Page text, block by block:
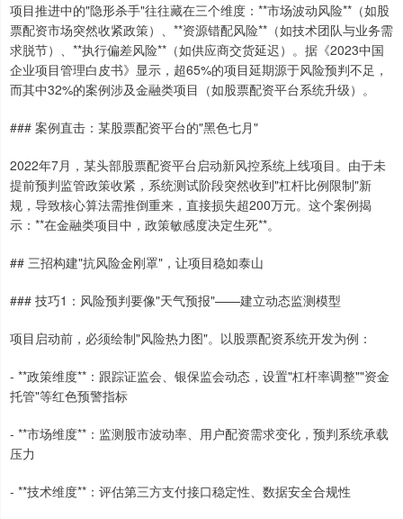
项目推进中的"隐形杀手"往往藏在三个维度：**市场波动风险**（如股
票配资市场突然收紧政策）、**资源错配风险**（如技术团队与业务需
求脱节）、**执行偏差风险**（如供应商交货延迟）。据《2023中国
企业项目管理白皮书》显示，超65%的项目延期源于风险预判不足，
而其中32%的案例涉及金融类项目（如股票配资平台系统升级）。
### 案例直击：某股票配资平台的"黑色七月"
2022年7月，某头部股票配资平台启动新风控系统上线项目。由于未
提前预判监管政策收紧，系统测试阶段突然收到"杠杆比例限制"新
规，导致核心算法需推倒重来，直接损失超200万元。这个案例揭
示：**在金融类项目中，政策敏感度决定生死**。
## 三招构建"抗风险金刚罩"，让项目稳如泰山
### 技巧1：风险预判要像"天气预报"——建立动态监测模型
项目启动前，必须绘制"风险热力图"。以股票配资系统开发为例：
- **政策维度**：跟踪证监会、银保监会动态，设置"杠杆率调整""资金
托管"等红色预警指标
- **市场维度**：监测股市波动率、用户配资需求变化，预判系统承载
压力
- **技术维度**：评估第三方支付接口稳定性、数据安全合规性